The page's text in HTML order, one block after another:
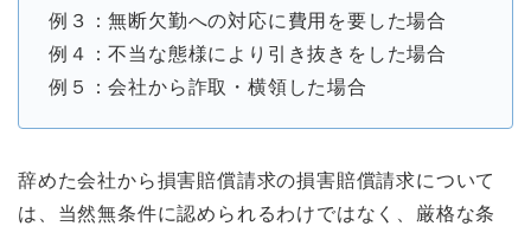
例３：無断欠勤への対応に費用を要した場合
例４：不当な態様により引き抜きをした場合
例５：会社から詐取・横領した場合
辞めた会社から損害賠償請求の損害賠償請求について
は、当然無条件に認められるわけではなく、厳格な条